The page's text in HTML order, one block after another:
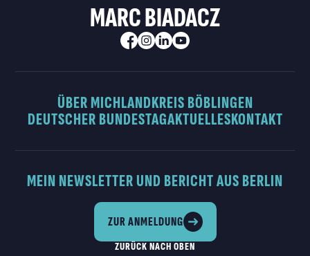
MARC BIADACZ
ÜBER MICHLANDKREIS BÖBLINGEN
DEUTSCHER BUNDESTAGAKTUELLESKONTAKT
MEIN NEWSLETTER UND BERICHT AUS BERLIN
ZUR ANMELDUNG
ZURÜCK NACH OBEN